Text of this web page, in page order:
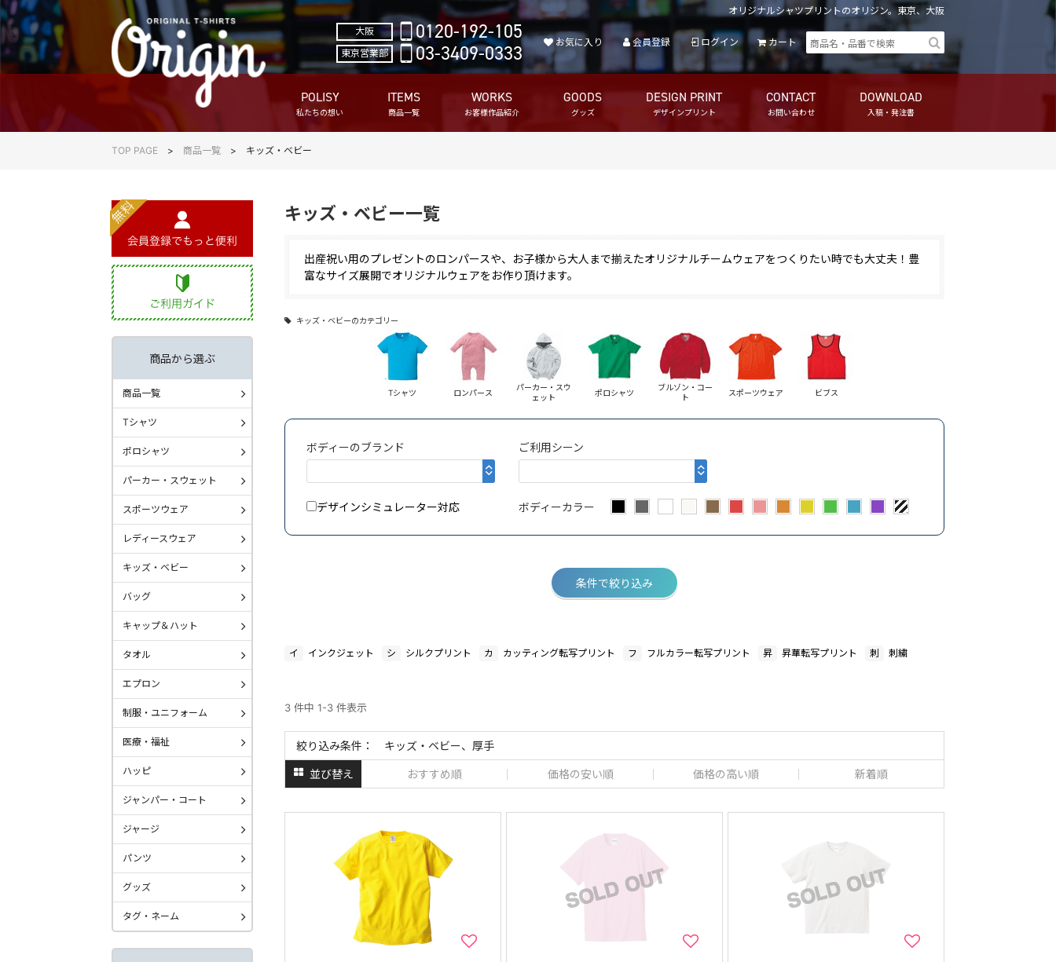
オリジナルシャツプリントのオリジン。東京、大阪
POLISY
私たちの想い
ITEMS
商品一覧
WORKS
お客様作品紹介
GOODS
グッズ
DESIGN PRINT
デザインプリント
CONTACT
お問い合わせ
DOWNLOAD
入稿・発注書
大阪 0120-192-105
東京営業部 03-3409-0333 お気に入り 会員登録 ログイン カート
TOP PAGE 商品一覧 キッズ・ベビー
キッズ・ベビー一覧
出産祝い用のプレゼントのロンパースや、お子様から大人まで揃えたオリジナルチームウェアをつくりたい時でも大丈夫！豊
富なサイズ展開でオリジナルウェアをお作り頂けます。
キッズ・ベビーのカテゴリー
Tシャツ ロンパース
パーカー・スウ
ェット
ポロシャツ
ブルゾン・コー
ト
スポーツウェア ビブス
ボディーのブランド ご利用シーン
デザインシミュレーター対応 ボディーカラー
条件で絞り込み
イ インクジェット シ シルクプリント カ カッティング転写プリント フ フルカラー転写プリント 昇 昇華転写プリント 刺 刺繍
3 件中 1-3 件表示
絞り込み条件： キッズ・ベビー、厚手
並び替え おすすめ順 価格の安い順 価格の高い順 新着順
商品から選ぶ
商品一覧
Tシャツ
ポロシャツ
パーカー・スウェット
スポーツウェア
レディースウェア
キッズ・ベビー
バッグ
キャップ＆ハット
タオル
エプロン
制服・ユニフォーム
医療・福祉
ハッピ
ジャンパー・コート
ジャージ
パンツ
グッズ
タグ・ネーム